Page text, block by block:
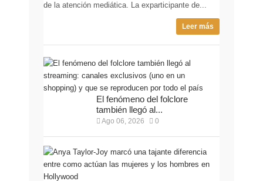
de la atención mediática. La exparticipante de...
Leer más
El fenómeno del folclore
también llegó al...
Ago 06, 2026 0